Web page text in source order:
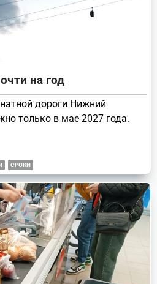
на год
дороги Нижний
только в мае 2027 года.
СРОКИ